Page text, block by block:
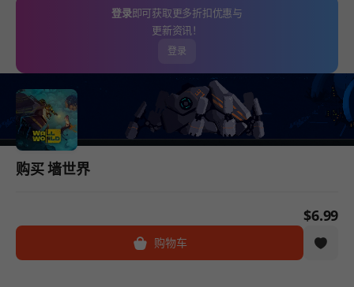
登录即可获取更多折扣优惠与
更新资讯！
登录
购买 墙世界
$6.99
购物车